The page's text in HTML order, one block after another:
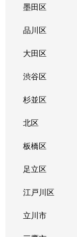
墨田区
品川区
大田区
渋谷区
杉並区
北区
板橋区
足立区
江戸川区
立川市